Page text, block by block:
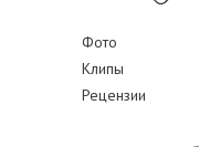
Фото
Клипы
Рецензии